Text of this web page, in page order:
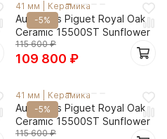
-5%
41 мм Керамика
Audemars Piguet Royal Oak
Ceramic 15500ST Sunflower
115 600₽
109 800 ₽
-5%
41 мм Керамика
Audemars Piguet Royal Oak
Ceramic 15500ST Sunflower
115 600₽